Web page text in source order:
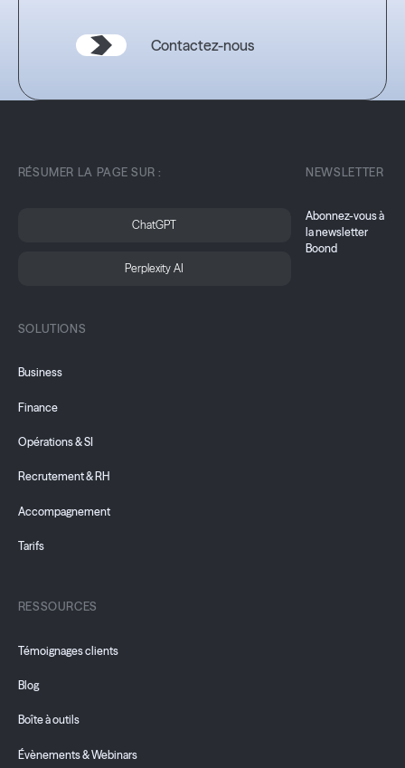
Contactez-nous
RÉSUMER LA PAGE SUR :
ChatGPT
Perplexity AI
SOLUTIONS
Business
Finance
Opérations & SI
Recrutement & RH
Accompagnement
Tarifs
RESSOURCES
Témoignages clients
Blog
Boîte à outils
Évènements & Webinars
NEWSLETTER
Abonnez-vous à
la newsletter
Boond